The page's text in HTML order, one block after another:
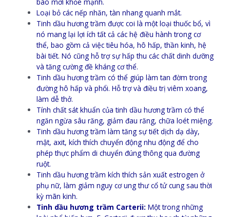
Loại bỏ các nếp nhăn, tàn nhang quanh mắt.
Tinh dầu hương trầm được coi là một loại thuốc bổ, vì
nó mang lại lợi ích tất cả các hệ điều hành trong cơ
thể, bao gồm cả việc tiêu hóa, hô hấp, thần kinh, hệ
bài tiết. Nó cũng hỗ trợ sự hấp thu các chất dinh dưỡng
và tăng cường đề kháng cơ thể.
Tinh dầu hương trầm có thể giúp làm tan đờm trong
đường hô hấp và phổi. Hỗ trợ và điều trị viêm xoang,
làm dễ thở.
Tính chất sát khuẩn của tinh dầu hương trầm có thể
ngăn ngừa sâu răng, giảm đau răng, chữa loét miệng.
Tinh dầu hương trầm làm tăng sự tiết dịch dạ dày,
mật, axit, kích thích chuyển động nhu động để cho
phép thực phẩm di chuyển đúng thông qua đường
ruột.
Tinh dầu hương trầm kích thích sản xuất estrogen ở
phụ nữ, làm giảm nguy cơ ung thư cổ tử cung sau thời
kỳ mãn kinh.
Tinh dầu hương trầm Carterii: Một trong những